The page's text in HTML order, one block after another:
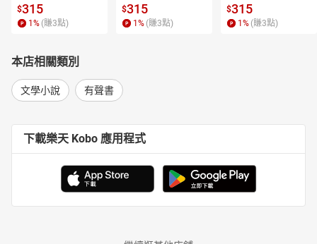
$315
1 % (賺3點)
$315
1 % (賺3點)
$315
1 % (賺3點)
本店相關類別
文學小說 有聲書
下載樂天 Kobo 應用程式